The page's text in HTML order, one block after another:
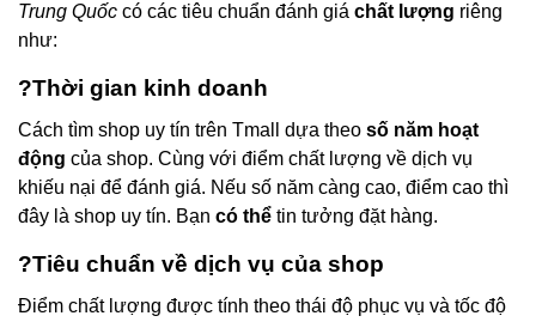
Trung Quốc có các tiêu chuẩn đánh giá chất lượng riêng
như:
?Thời gian kinh doanh
Cách tìm shop uy tín trên Tmall dựa theo số năm hoạt
động của shop. Cùng với điểm chất lượng về dịch vụ
khiếu nại để đánh giá. Nếu số năm càng cao, điểm cao thì
đây là shop uy tín. Bạn có thể tin tưởng đặt hàng.
?Tiêu chuẩn về dịch vụ của shop
Điểm chất lượng được tính theo thái độ phục vụ và tốc độ